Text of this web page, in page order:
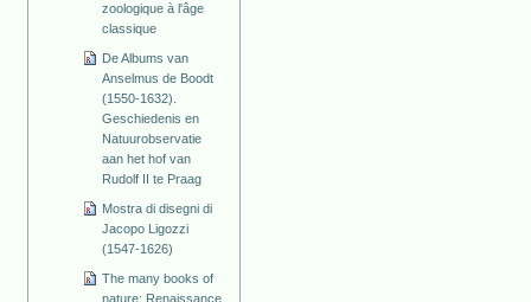
zoologique à l'âge
classique
De Albums van
Anselmus de Boodt
(1550-1632).
Geschiedenis en
Natuurobservatie
aan het hof van
Rudolf II te Praag
Mostra di disegni di
Jacopo Ligozzi
(1547-1626)
The many books of
nature: Renaissance